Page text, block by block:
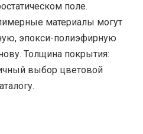
поле.
материалы могут
эпокси-полиэфирную
Толщина покрытия:
выбор цветовой